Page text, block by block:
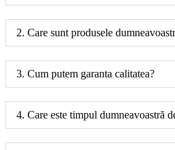
2. Care sunt produsele
3. Cum putem garanta calitatea?
4. Care este timpul dumneavoastră